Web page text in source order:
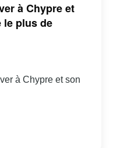
à Chypre et
le plus de
à Chypre et son